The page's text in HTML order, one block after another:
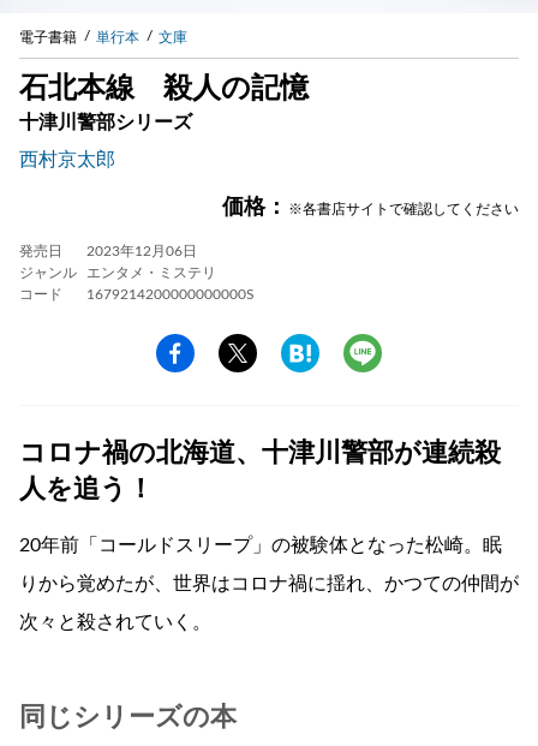
電子書籍 単行本 文庫
石北本線 殺人の記憶
十津川警部シリーズ
西村京太郎
価格： ※各書店サイトで確認してください
発売日
2023年12月06日
ジャンル
エンタメ・ミステリ
コード
1679214200000000000S
コロナ禍の北海道、十津川警部が連続殺
人を追う！
20年前「コールドスリープ」の被験体となった松崎。眠
りから覚めたが、世界はコロナ禍に揺れ、かつての仲間が
次々と殺されていく。
同じシリーズの本